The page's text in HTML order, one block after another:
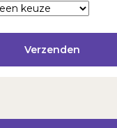
Verzenden